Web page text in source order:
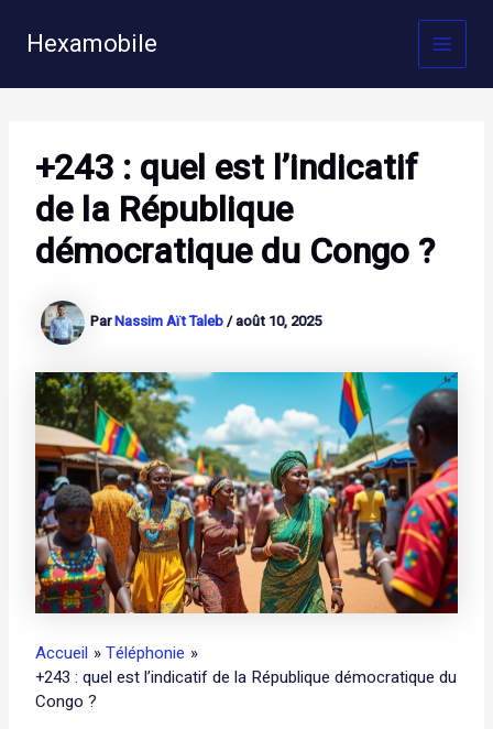
contenuHexamobile
+243 : quel est l’indicatif
de la République
démocratique du Congo ?
ParNassim Aït Taleb/août 10, 2025
Accueil
Téléphonie
+243 : quel est l’indicatif de la République démocratique du
Congo ?